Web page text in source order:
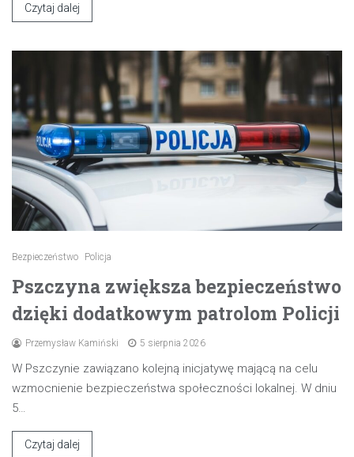
Czytaj dalej
Bezpieczeństwo Policja
Pszczyna zwiększa bezpieczeństwo
dzięki dodatkowym patrolom Policji
Przemysław Kamiński 5 sierpnia 2026
W Pszczynie zawiązano kolejną inicjatywę mającą na celu
wzmocnienie bezpieczeństwa społeczności lokalnej. W dniu
5…
Czytaj dalej